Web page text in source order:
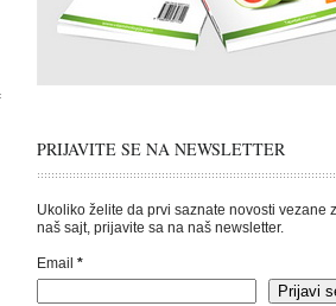
PRIJAVITE SE NA NEWSLETTER
Ukoliko želite da prvi saznate novosti vezane
naš sajt, prijavite sa na naš newsletter.
Email *